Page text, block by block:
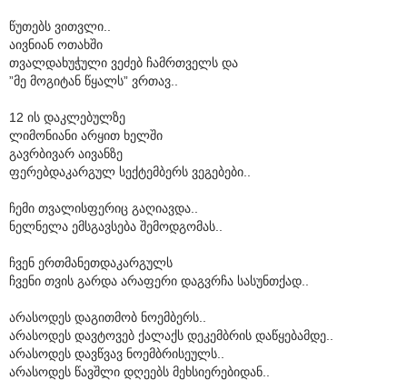
წუთებს ვითვლი..
აივნიან ოთახში
თვალდახუჭული ვეძებ ჩამრთველს და
”მე მოგიტან წყალს” ვრთავ..
12 ის დაკლებულზე
ლიმონიანი არყით ხელში
გავრბივარ აივანზე
ფერებდაკარგულ სექტემბერს ვეგებები..
ჩემი თვალისფერიც გაღიავდა..
ნელნელა ემსგავსება შემოდგომას..
ჩვენ ერთმანეთდაკარგულს
ჩვენი თვის გარდა არაფერი დაგვრჩა სასუნთქად..
არასოდეს დაგითმობ ნოემბერს..
არასოდეს დავტოვებ ქალაქს დეკემბრის დაწყებამდე..
არასოდეს დავწვავ ნოემბრისეულს..
არასოდეს წავშლი დღეებს მეხსიერებიდან..